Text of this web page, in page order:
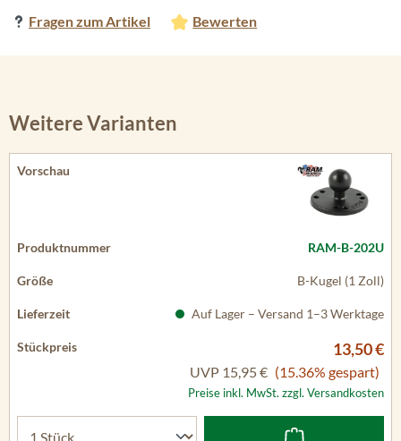
Fragen zum Artikel Bewerten
Weitere Varianten
RAM-B-202U
B-Kugel (1 Zoll)
Auf Lager – Versand 1–3 Werktage
13,50 €
UVP 15,95 € (15.36% gespart)
Preise inkl. MwSt. zzgl. Versandkosten